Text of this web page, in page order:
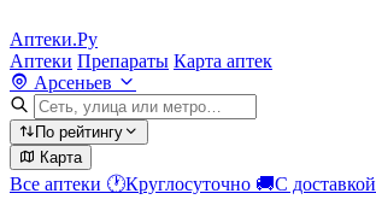
Аптеки.Ру
Аптеки Препараты Карта аптек
Арсеньев
По рейтингу
Карта
Все аптеки 🕐Круглосуточно 🚚С доставкой